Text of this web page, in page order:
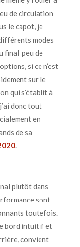
de circulation
le capot, je
modes
final, peu de
si ce n’est
sur le
qui s’établit à
donc tout
en
de sa
.
plutôt dans
sont
toutefois.
bord intuitif et
convient